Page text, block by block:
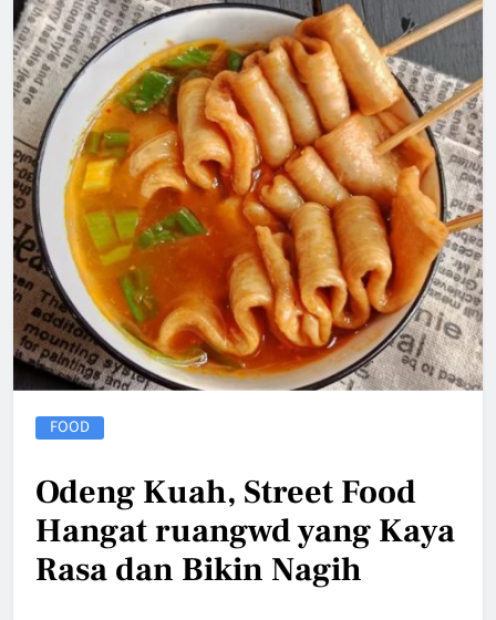
FOOD
Odeng Kuah, Street Food
Hangat ruangwd yang Kaya
Rasa dan Bikin Nagih